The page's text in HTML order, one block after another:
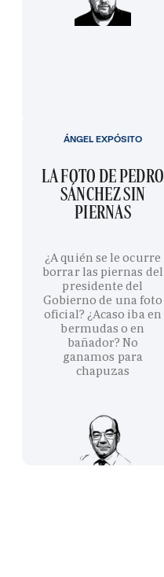
LA FOTO DE PEDRO
SÁNCHEZ SIN
PIERNAS
¿A quién se le ocurre
borrar las piernas del
presidente del
Gobierno de una foto
oficial? ¿Acaso iba en
bermudas o en
bañador? No
ganamos para
chapuzas
ÁNGEL EXPÓSITO